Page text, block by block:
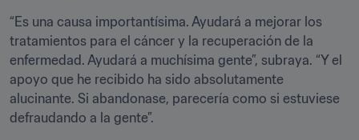
“Es una causa importantísima. Ayudará a mejorar los
tratamientos para el cáncer y la recuperación de la
enfermedad. Ayudará a muchísima gente”, subraya. “Y el
apoyo que he recibido ha sido absolutamente
alucinante. Si abandonase, parecería como si estuviese
defraudando a la gente”.